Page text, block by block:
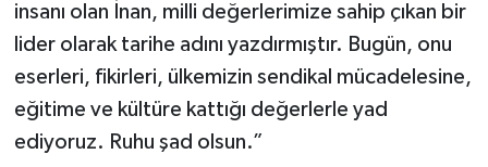
insanı olan İnan, milli değerlerimize sahip çıkan bir
lider olarak tarihe adını yazdırmıştır. Bugün, onu
eserleri, fikirleri, ülkemizin sendikal mücadelesine,
eğitime ve kültüre kattığı değerlerle yad
ediyoruz. Ruhu şad olsun.”